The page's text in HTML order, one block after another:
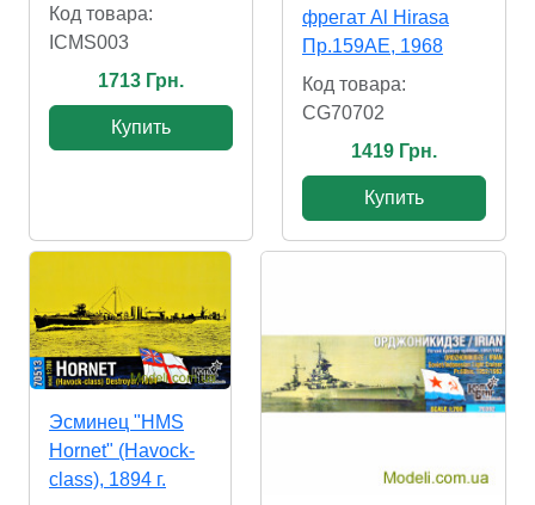
Код товара:
ICMS003
1713 Грн.
Купить
фрегат Al Hirasa
Пр.159AE, 1968
Код товара:
CG70702
1419 Грн.
Купить
Эсминец "HMS
Hornet" (Havock-
class), 1894 г.